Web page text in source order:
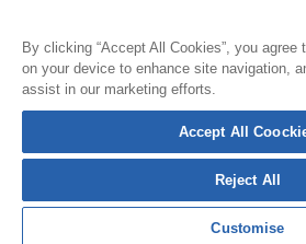
os dados
By clicking “Accept All Cookies”, you
on your device to enhance site navigation,
assist in our marketing efforts.
Accept All
Reject All
Customise